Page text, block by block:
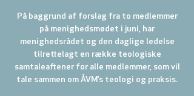
På baggrund af forslag fra to medlemmer
på menighedsmødet i juni, har
menighedsrådet og den daglige ledelse
tilrettelagt en række teologiske
samtaleaftener for alle medlemmer, som vil
tale sammen om ÅVM’s teologi og praksis.